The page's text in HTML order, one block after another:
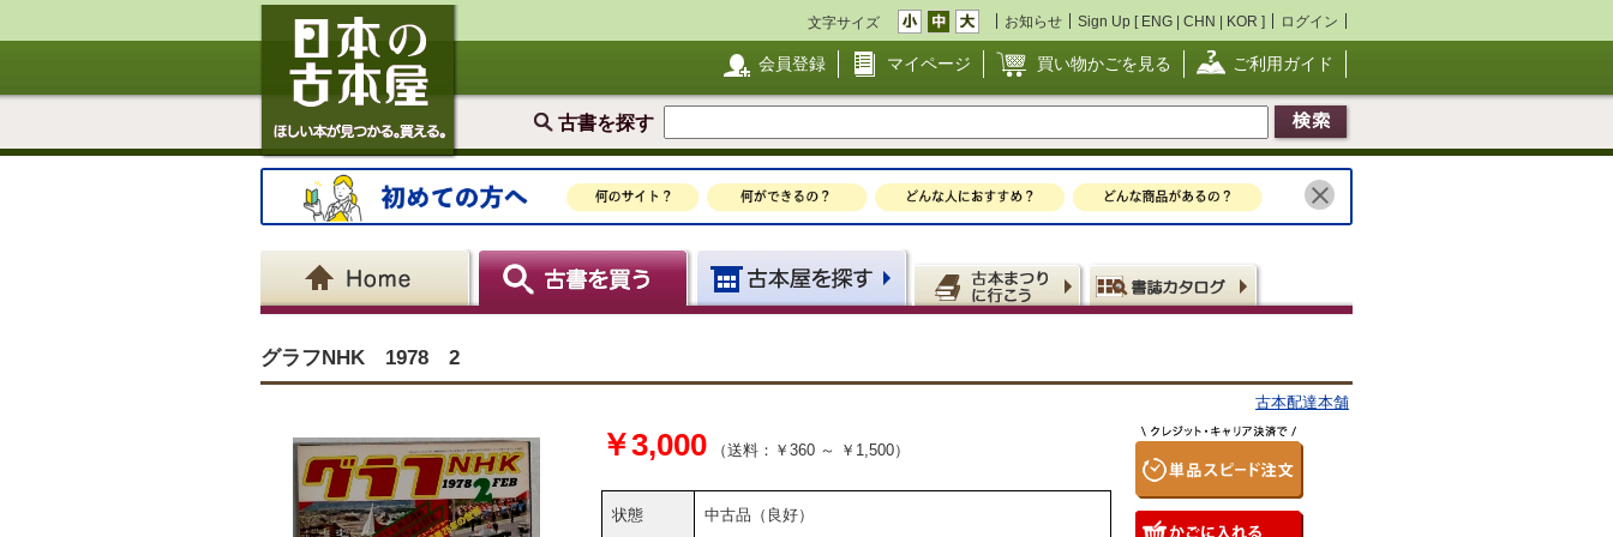
文字サイズ お知らせ Sign Up [ ENG | CHN | KOR ] ログイン
会員登録 マイページ 買い物かごを見る ご利用ガイド
古書を探す
グラフNHK 1978 2
古本配達本舗
￥3,000 （送料：￥360 ～ ￥1,500）
状態 中古品（良好）